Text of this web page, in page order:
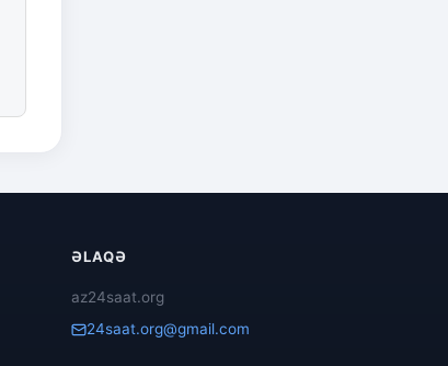
ƏLAQƏ
az24saat.org
24saat.org@gmail.com